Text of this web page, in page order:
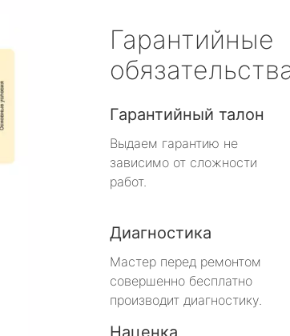
Гарантийные
Гарантийный талон
Выдаем гарантию не
зависимо от сложности
работ.
Диагностика
Мастер перед ремонтом
совершенно бесплатно
производит диагностику.
Наценка